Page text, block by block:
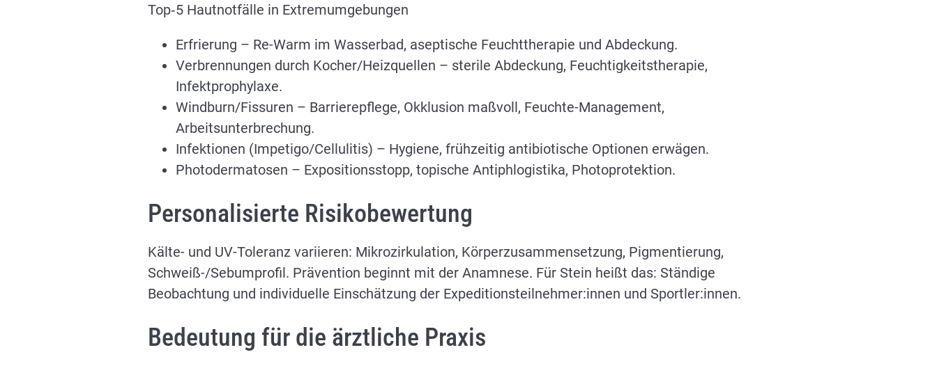
Top‑5 Hautnotfälle in Extremumgebungen
Erfrierung – Re-Warm im Wasserbad, aseptische Feuchttherapie und Abdeckung.
Verbrennungen durch Kocher/Heizquellen – sterile Abdeckung, Feuchtigkeitstherapie,
Infektprophylaxe.
Windburn/Fissuren – Barrierepflege, Okklusion maßvoll, Feuchte-Management,
Arbeitsunterbrechung.
Infektionen (Impetigo/Cellulitis) – Hygiene, frühzeitig antibiotische Optionen erwägen.
Photodermatosen – Expositionsstopp, topische Antiphlogistika, Photoprotektion.
Personalisierte Risikobewertung
Kälte- und UV-Toleranz variieren: Mikrozirkulation, Körperzusammensetzung, Pigmentierung,
Schweiß-/Sebumprofil. Prävention beginnt mit der Anamnese. Für Stein heißt das: Ständige
Beobachtung und individuelle Einschätzung der Expeditionsteilnehmer:innen und Sportler:innen.
Bedeutung für die ärztliche Praxis